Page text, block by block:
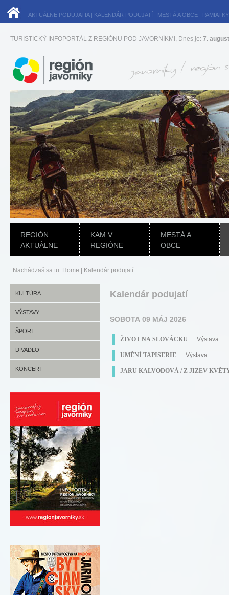
AKTUÁLNE PODUJATIA| KALENDÁR PODUJATÍ | MESTÁ A OBCE | PAMIATKY
TURISTICKÝ INFOPORTÁL Z REGIÓNU POD JAVORNÍKMI, Dnes je: 7.
REGIÓN
AKTUÁLNE
KAM V
REGIÓNE
MESTÁ A
OBCE
Nachádzaš sa tu: Home Kalendár podujatí
KULTÚRA
VÝSTAVY
ŠPORT
DIVADLO
KONCERT
Kalendár podujatí
SOBOTA 09 MÁJ 2026
ŽIVOT NA SLOVÁCKU :: Výstava
UMĚNÍ TAPISERIE :: Výstava
JARU KALVODOVÁ / Z JIZEV